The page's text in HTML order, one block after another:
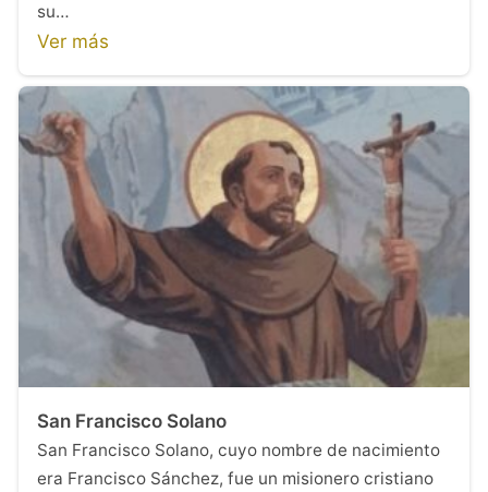
su…
Ver más
San Francisco Solano
San Francisco Solano, cuyo nombre de nacimiento
era Francisco Sánchez, fue un misionero cristiano